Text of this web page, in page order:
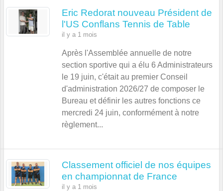
Eric Redorat nouveau Président de
l'US Conflans Tennis de Table
il y a 1 mois
Après l'Assemblée annuelle de notre
section sportive qui a élu 6 Administrateurs
le 19 juin, c'était au premier Conseil
d'administration 2026/27 de composer le
Bureau et définir les autres fonctions ce
mercredi 24 juin, conformément à notre
règlement...
Classement officiel de nos équipes
en championnat de France
il y a 1 mois